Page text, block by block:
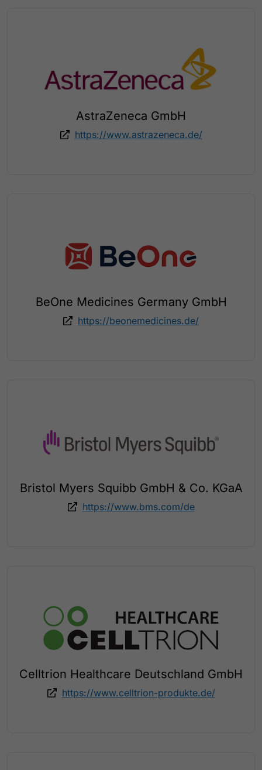
AstraZeneca GmbH
https://www.astrazeneca.de/
BeOne Medicines Germany GmbH
https://beonemedicines.de/
Bristol Myers Squibb GmbH & Co. KGaA
https://www.bms.com/de
Celltrion Healthcare Deutschland GmbH
https://www.celltrion-produkte.de/